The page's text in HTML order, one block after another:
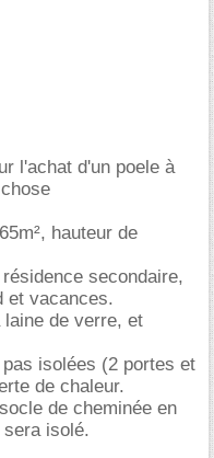
l'achat d'un poele à
hauteur de
secondaire,
et vacances.
de verre, et
isolées (2 portes et
de chaleur.
de cheminée en
isolé.